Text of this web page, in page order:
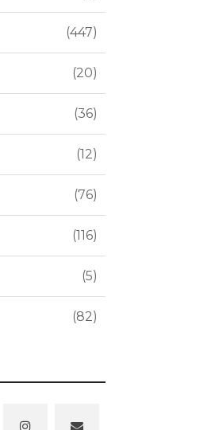
447
20
36
12
76
116
5
82